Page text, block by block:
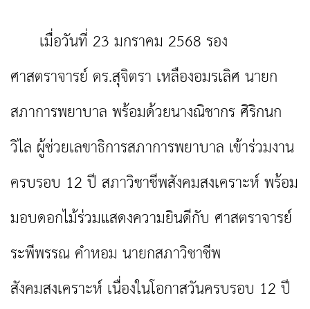
เมื่อวันที่ 23 มกราคม 2568 รอง
ศาสตราจารย์ ดร.สุจิตรา เหลืองอมรเลิศ นายก
สภาการพยาบาล พร้อมด้วยนางณิชากร ศิริกนก
วิไล ผู้ช่วยเลขาธิการสภาการพยาบาล เข้าร่วมงาน
ครบรอบ 12 ปี สภาวิชาชีพสังคมสงเคราะห์ พร้อม
มอบดอกไม้ร่วมแสดงความยินดีกับ ศาสตราจารย์
ระพีพรรณ คำหอม นายกสภาวิชาชีพ
สังคมสงเคราะห์ เนื่องในโอกาสวันครบรอบ 12 ปี